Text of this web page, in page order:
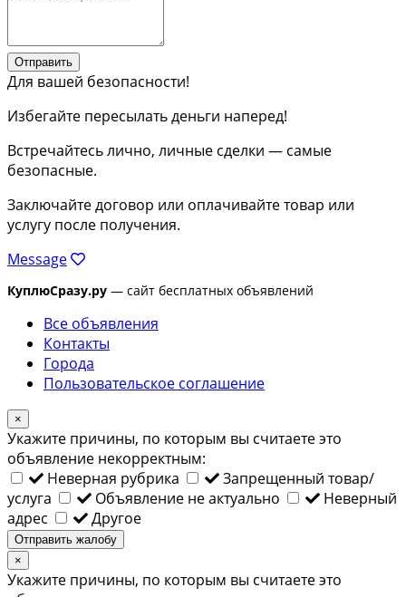
Отправить
Для вашей безопасности!
Избегайте пересылать деньги наперед!
Встречайтесь лично, личные сделки — самые
безопасные.
Заключайте договор или оплачивайте товар или
услугу после получения.
Message
КуплюСразу.ру — сайт бесплатных объявлений
Все объявления
Контакты
Города
Пользовательское соглашение
×
Укажите причины, по которым вы считаете это
объявление некорректным:
Неверная рубрика
Запрещенный товар/
услуга
Объявление не актуально
Неверный
адрес
Другое
Отправить жалобу
×
Укажите причины, по которым вы считаете это